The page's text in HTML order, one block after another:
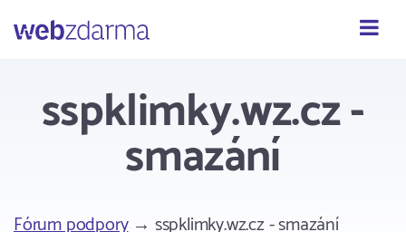
Webzdarma
sspklimky.wz.cz -
smazání
Fórum podpory→ sspklimky.wz.cz - smazání